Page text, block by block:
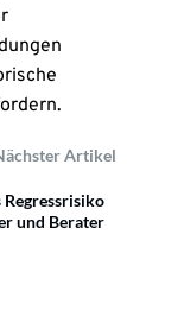
Artikel
Regressrisiko
und Berater